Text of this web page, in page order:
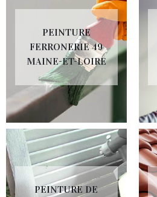
PEINTURE
FERRONERIE 49
MAINE-ET-LOIRE
PEINTURE DE